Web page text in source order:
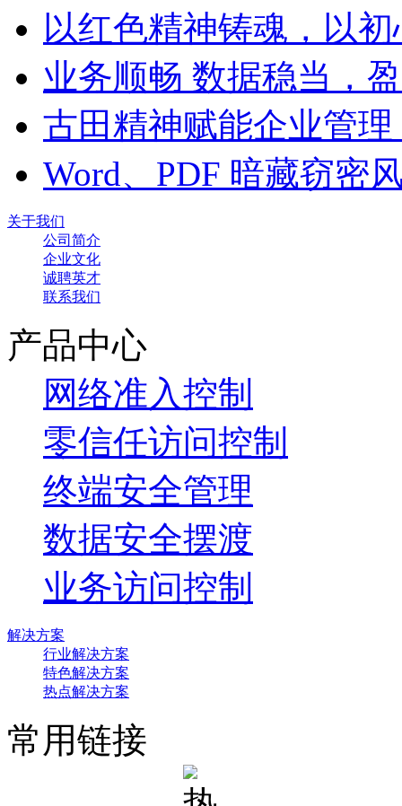
以红色精神铸魂，以
业务顺畅 数据稳当，
古田精神赋能企业管
Word、PDF 暗藏窃密
关于我们
公司简介
企业文化
诚聘英才
联系我们
产品中心
网络准入控制
零信任访问控制
终端安全管理
数据安全摆渡
业务访问控制
解决方案
行业解决方案
特色解决方案
热点解决方案
常用链接